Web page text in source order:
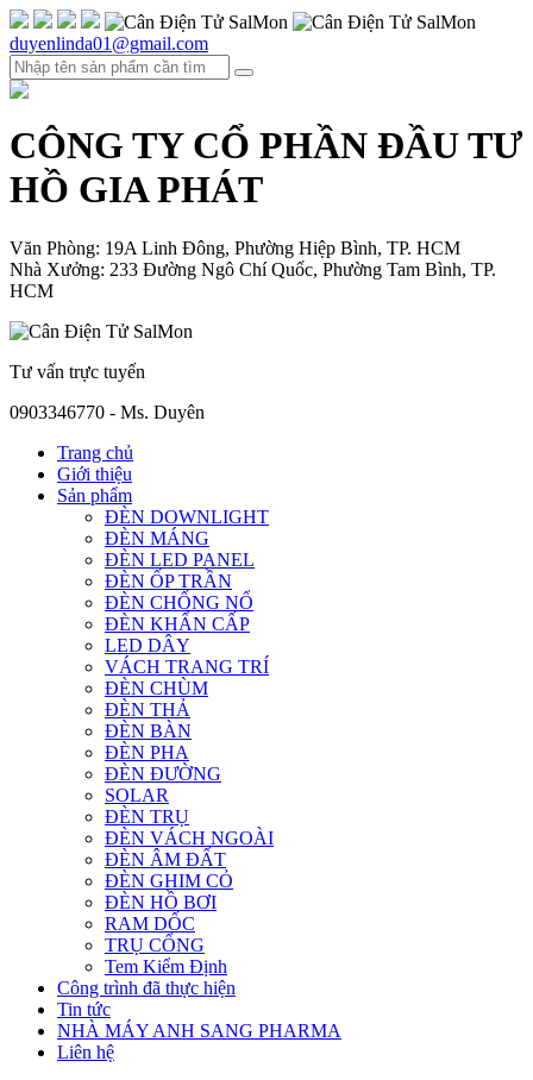
duyenlinda01@gmail.com
CÔNG TY CỔ PHẦN ĐẦU TƯ
HỒ GIA PHÁT
Văn Phòng: 19A Linh Đông, Phường Hiệp Bình, TP. HCM
Nhà Xưởng: 233 Đường Ngô Chí Quốc, Phường Tam Bình, TP.
HCM
Tư vấn trực tuyến
0903346770 - Ms. Duyên
Trang chủ
Giới thiệu
Sản phẩm
ĐÈN DOWNLIGHT
ĐÈN MÁNG
ĐÈN LED PANEL
ĐÈN ỐP TRẦN
ĐÈN CHỐNG NỔ
ĐÈN KHẨN CẤP
LED DÂY
VÁCH TRANG TRÍ
ĐÈN CHÙM
ĐÈN THẢ
ĐÈN BÀN
ĐÈN PHA
ĐÈN ĐƯỜNG
SOLAR
ĐÈN TRỤ
ĐÈN VÁCH NGOÀI
ĐÈN ÂM ĐẤT
ĐÈN GHIM CỎ
ĐÈN HỒ BƠI
RAM DỐC
TRỤ CỔNG
Tem Kiểm Định
Công trình đã thực hiện
Tin tức
NHÀ MÁY ANH SANG PHARMA
Liên hệ